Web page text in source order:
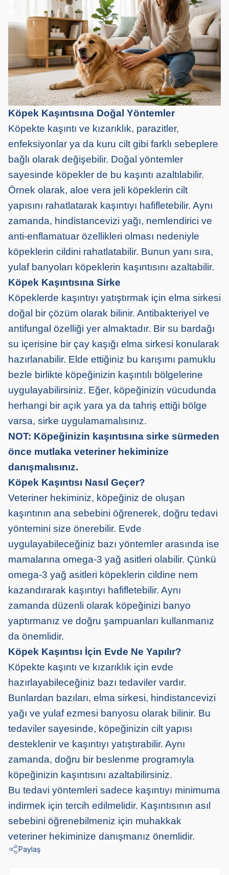
Köpek Kaşıntısına Doğal Yöntemler
Köpekte kaşıntı ve kızarıklık, parazitler,
enfeksiyonlar ya da kuru cilt gibi farklı sebeplere
bağlı olarak değişebilir. Doğal yöntemler
sayesinde köpekler de bu kaşıntı azaltılabilir.
Örnek olarak, aloe vera jeli köpeklerin cilt
yapısını rahatlatarak kaşıntıyı hafifletebilir. Aynı
zamanda, hindistancevizi yağı, nemlendirici ve
anti-enflamatuar özellikleri olması nedeniyle
köpeklerin cildini rahatlatabilir. Bunun yanı sıra,
yulaf banyoları köpeklerin kaşıntısını azaltabilir.
Köpek Kaşıntısına Sirke
Köpeklerde kaşıntıyı yatıştırmak için elma sirkesi
doğal bir çözüm olarak bilinir. Antibakteriyel ve
antifungal özelliği yer almaktadır. Bir su bardağı
su içerisine bir çay kaşığı elma sirkesi konularak
hazırlanabilir. Elde ettiğiniz bu karışımı pamuklu
bezle birlikte köpeğinizin kaşıntılı bölgelerine
uygulayabilirsiniz. Eğer, köpeğinizin vücudunda
herhangi bir açık yara ya da tahriş ettiği bölge
varsa, sirke uygulamamalısınız.
NOT: Köpeğinizin kaşıntısına sirke sürmeden
önce mutlaka veteriner hekiminize
danışmalısınız.
Köpek Kaşıntısı Nasıl Geçer?
Veteriner hekiminiz, köpeğiniz de oluşan
kaşıntının ana sebebini öğrenerek, doğru tedavi
yöntemini size önerebilir. Evde
uygulayabileceğiniz bazı yöntemler arasında ise
mamalarına omega-3 yağ asitleri olabilir. Çünkü
omega-3 yağ asitleri köpeklerin cildine nem
kazandırarak kaşıntıyı hafifletebilir. Aynı
zamanda düzenli olarak köpeğinizi banyo
yaptırmanız ve doğru şampuanları kullanmanız
da önemlidir.
Köpek Kaşıntısı İçin Evde Ne Yapılır?
Köpekte kaşıntı ve kızarıklık için evde
hazırlayabileceğiniz bazı tedaviler vardır.
Bunlardan bazıları, elma sirkesi, hindistancevizi
yağı ve yulaf ezmesi banyosu olarak bilinir. Bu
tedaviler sayesinde, köpeğinizin cilt yapısı
desteklenir ve kaşıntıyı yatıştırabilir. Aynı
zamanda, doğru bir beslenme programıyla
köpeğinizin kaşıntısını azaltabilirsiniz.
Bu tedavi yöntemleri sadece kaşıntıyı minimuma
indirmek için tercih edilmelidir. Kaşıntısının asıl
sebebini öğrenebilmeniz için muhakkak
veteriner hekiminize danışmanız önemlidir.
Paylaş